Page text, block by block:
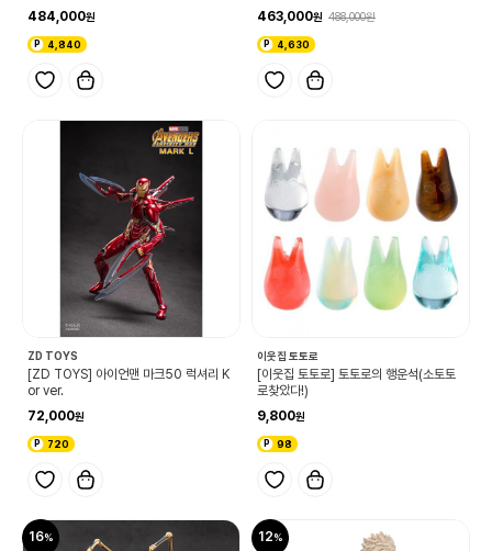
484,000
4,840
463,000
488,000
4,630
ZD TOYS
[ZD TOYS] 아이언맨 마크50 럭셔리 K
or ver.
72,000
720
이웃집 토토로
[이웃집 토토로] 토토로의 행운석(소토토
로찾았다!)
9,800
98
16 12